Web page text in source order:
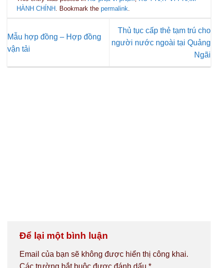
HÀNH CHÍNH . Bookmark thepermalink.
Mẫu hợp đồng – Hợp đồng
vận tải
Thủ tục cấp thẻ tạm trú cho
người nước ngoài tại Quảng
Ngãi
Để lại một bình luận
Email của bạn sẽ không được hiển thị công khai.
Các trường bắt buộc được đánh dấu *